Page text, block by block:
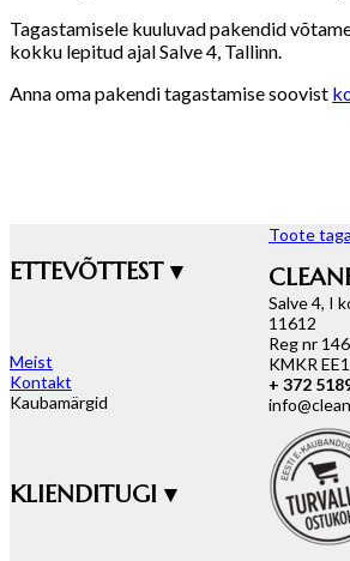
Tagastamisele kuuluvad pakendid
kokku lepitud ajal Salve 4, Tallinn.
Anna oma pakendi tagastamise soovist
ETTEVÕTTEST ▾
Meist
Kontakt
Kaubamärgid
KLIENDITUGI ▾
Toote
Salve 4, I
11612
Reg nr
KMKR
+ 372